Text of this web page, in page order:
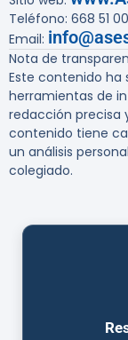
Teléfono: 668 51
Email:
Nota de
Este contenido ha
herramientas de
redacción precisa
contenido tiene
un análisis
colegiado.